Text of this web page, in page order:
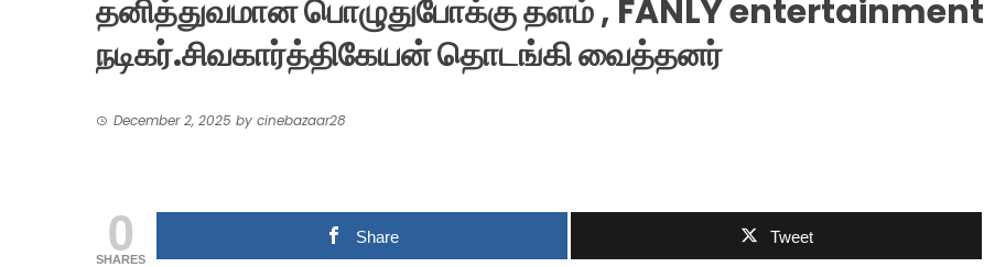
தனித்துவமான பொழுதுபோக்கு தளம் , FANLY entertainment
நடிகர்.சிவகார்த்திகேயன் தொடங்கி வைத்தனர்
December 2, 2025 by cinebazaar28
0
SHARES
Share Tweet